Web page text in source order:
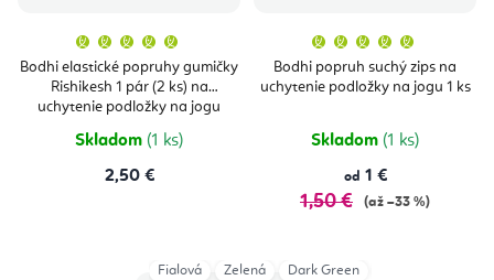
Bodhi elastické popruhy gumičky
Rishikesh 1 pár (2 ks) na
uchytenie podložky na jogu
produktu
je
5,0
z
5
Skladom (1 ks)
2,50 €
Bodhi popruh suchý zips na
uchytenie podložky na jogu 1 ks
produktu
je
5,0
Skladom (1 ks)
od 1 €
1,50 € (až –33 %)
Fialová Zelená Dark Green